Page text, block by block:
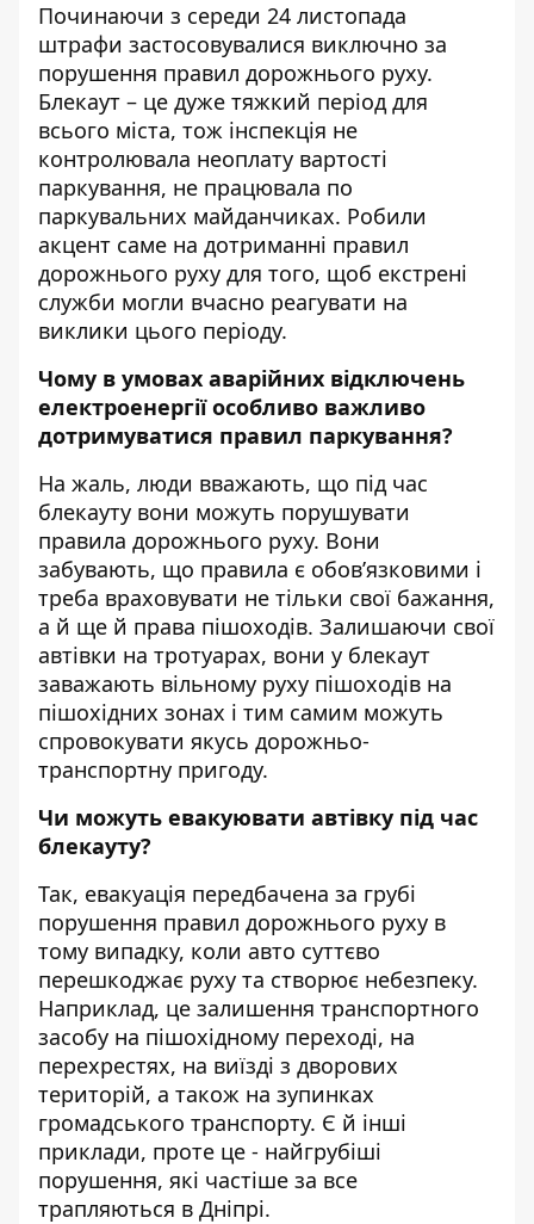
Починаючи з середи 24 листопада
штрафи застосовувалися виключно за
порушення правил дорожнього руху.
Блекаут – це дуже тяжкий період для
всього міста, тож інспекція не
контролювала неоплату вартості
паркування, не працювала по
паркувальних майданчиках. Робили
акцент саме на дотриманні правил
дорожнього руху для того, щоб екстрені
служби могли вчасно реагувати на
виклики цього періоду.
Чому в умовах аварійних відключень
електроенергії особливо важливо
дотримуватися правил паркування?
На жаль, люди вважають, що під час
блекауту вони можуть порушувати
правила дорожнього руху. Вони
забувають, що правила є обов’язковими і
треба враховувати не тільки свої бажання,
а й ще й права пішоходів. Залишаючи свої
автівки на тротуарах, вони у блекаут
заважають вільному руху пішоходів на
пішохідних зонах і тим самим можуть
спровокувати якусь дорожньо-
транспортну пригоду.
Чи можуть евакуювати автівку під час
блекауту?
Так, евакуація передбачена за грубі
порушення правил дорожнього руху в
тому випадку, коли авто суттєво
перешкоджає руху та створює небезпеку.
Наприклад, це залишення транспортного
засобу на пішохідному переході, на
перехрестях, на виїзді з дворових
територій, а також на зупинках
громадського транспорту. Є й інші
приклади, проте це - найгрубіші
порушення, які частіше за все
трапляються в Дніпрі.